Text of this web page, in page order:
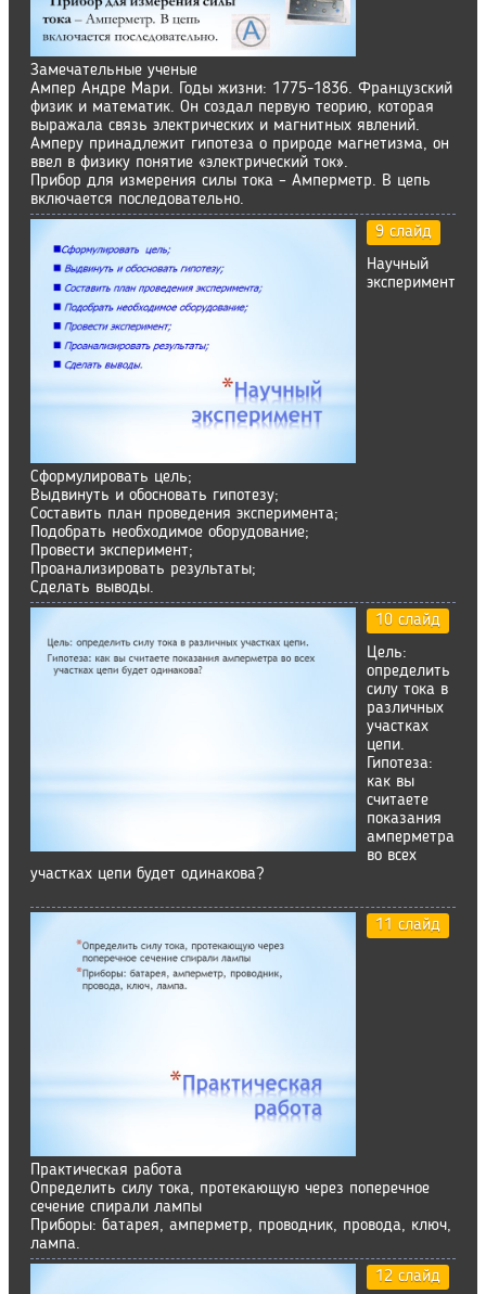
Замечательные ученые
Ампер Андре Мари. Годы жизни: 1775-1836. Французский
физик и математик. Он создал первую теорию, которая
выражала связь электрических и магнитных явлений.
Амперу принадлежит гипотеза о природе магнетизма, он
ввел в физику понятие «электрический ток».
Прибор для измерения силы тока – Амперметр. В цепь
включается последовательно.
9 слайд
Научный
эксперимент
Сформулировать цель;
Выдвинуть и обосновать гипотезу;
Составить план проведения эксперимента;
Подобрать необходимое оборудование;
Провести эксперимент;
Проанализировать результаты;
Сделать выводы.
10 слайд
Цель:
определить
силу тока в
различных
участках
цепи.
Гипотеза:
как вы
считаете
показания
амперметра
во всех
участках цепи будет одинакова?
11 слайд
Практическая работа
Определить силу тока, протекающую через поперечное
сечение спирали лампы
Приборы: батарея, амперметр, проводник, провода, ключ,
лампа.
12 слайд